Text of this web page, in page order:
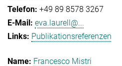
+49 89 8578 3267
eva.laurell@...
Publikationsreferenzen
Francesco Mistri